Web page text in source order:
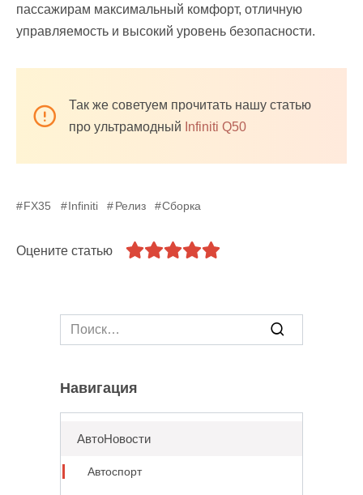
пассажирам максимальный комфорт, отличную
управляемость и высокий уровень безопасности.
Так же советуем прочитать нашу статью
про ультрамодный Infiniti Q50
FX35 Infiniti Релиз Сборка
Оцените статью
Search
for:
Навигация
АвтоНовости
Автоспорт